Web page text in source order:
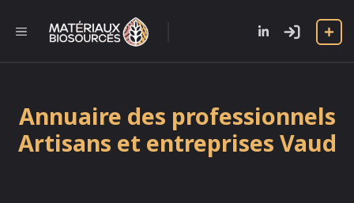
contenu
MENU
Annuaire des professionnels
Artisans et entreprises Vaud